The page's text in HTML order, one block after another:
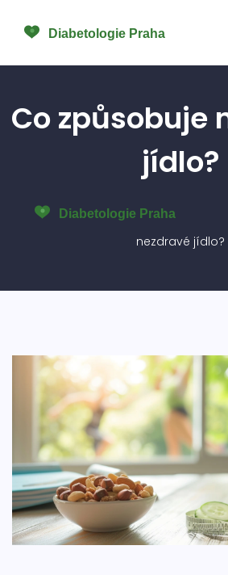
Co způsobuje
jídlo?
nezdravé jídlo?